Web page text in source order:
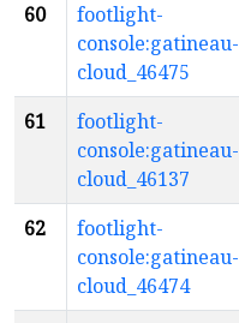
60
footlight-
console:gatineau-
cloud_46475
61
footlight-
console:gatineau-
cloud_46137
62
footlight-
console:gatineau-
cloud_46474